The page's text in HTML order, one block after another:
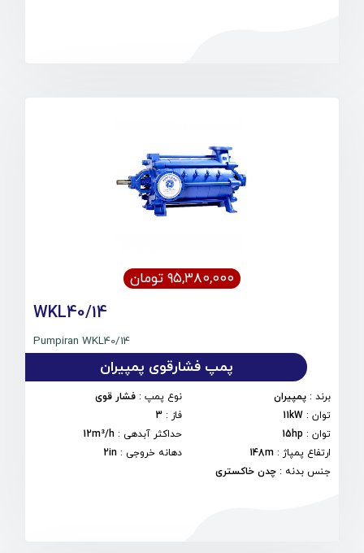
۹۵,۳۸۰,۰۰۰ تومان
WKL40/14
Pumpiran WKL40/14
پمپ فشارقوی پمپیران
برند : پمپیران نوع پمپ: فشار قوی
توان :
11kW فاز :
3
توان :
15hp حداکثر آبدهی :
12m³/h
ارتفاع پمپاژ :
148m دهانه خروجی :
2in
جنس بدنه : چدن خاکستری